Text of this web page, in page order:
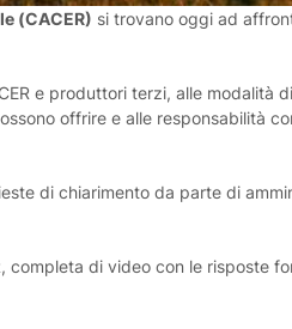
(CACER) si trovano oggi ad
e produttori terzi, alle modalità di
offrire e alle responsabilità
di chiarimento da parte di
completa di video con le risposte